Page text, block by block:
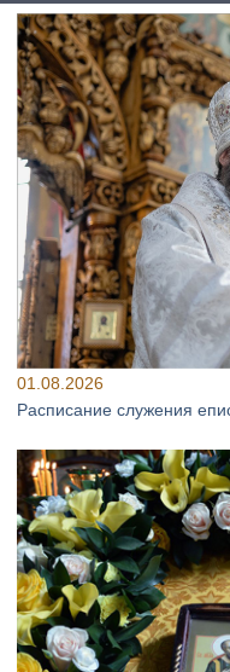
01.08.2026
Расписание служения